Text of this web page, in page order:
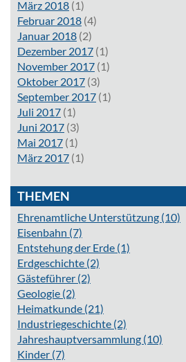
März 2018 (1)
Februar 2018 (4)
Januar 2018 (2)
Dezember 2017 (1)
November 2017 (1)
Oktober 2017 (3)
September 2017 (1)
Juli 2017 (1)
Juni 2017 (3)
Mai 2017 (1)
März 2017 (1)
THEMEN
Ehrenamtliche Unterstützung (10)
Eisenbahn (7)
Entstehung der Erde (1)
Erdgeschichte (2)
Gästeführer (2)
Geologie (2)
Heimatkunde (21)
Industriegeschichte (2)
Jahreshauptversammlung (10)
Kinder (7)